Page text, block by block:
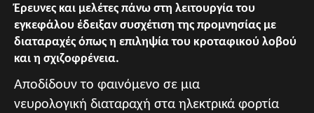
Έρευνες και μελέτες πάνω στη λειτουργία του
εγκεφάλου έδειξαν συσχέτιση της προμνησίας με
διαταραχές όπως η επιληψία του κροταφικού λοβού
και η σχιζοφρένεια.
Αποδίδουν το φαινόμενο σε μια
νευρολογική διαταραχή στα ηλεκτρικά φορτία